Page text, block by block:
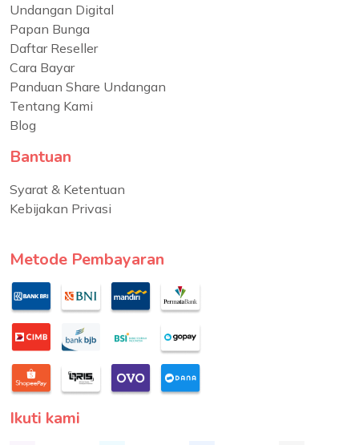
Undangan Digital
Papan Bunga
Daftar Reseller
Cara Bayar
Panduan Share Undangan
Tentang Kami
Blog
Bantuan
Syarat & Ketentuan
Kebijakan Privasi
Metode Pembayaran
Ikuti kami